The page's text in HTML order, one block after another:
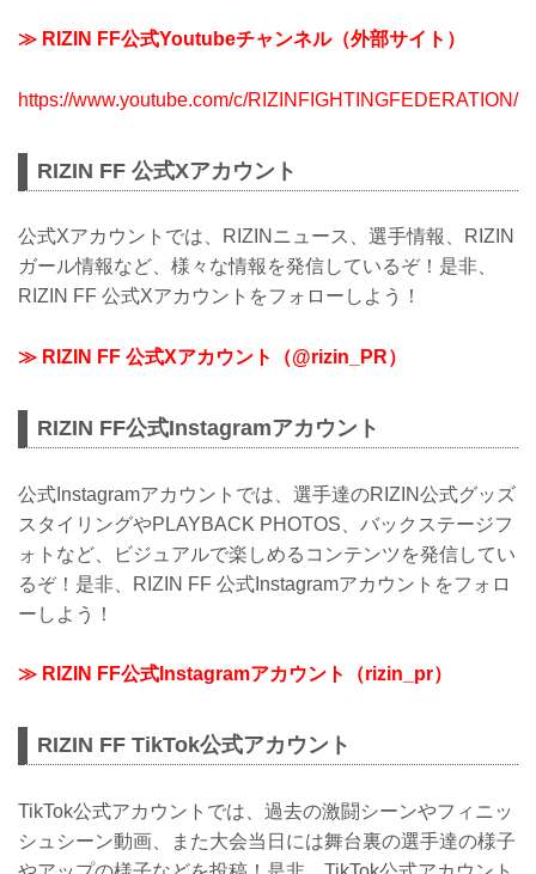
≫ RIZIN FF公式Youtubeチャンネル（外部サイト）
https://www.youtube.com/c/RIZINFIGHTINGFEDERATION/
RIZIN FF 公式Xアカウント
公式Xアカウントでは、RIZINニュース、選手情報、RIZIN
ガール情報など、様々な情報を発信しているぞ！是非、
RIZIN FF 公式Xアカウントをフォローしよう！
≫ RIZIN FF 公式Xアカウント（@rizin_PR）
RIZIN FF公式Instagramアカウント
公式Instagramアカウントでは、選手達のRIZIN公式グッズ
スタイリングやPLAYBACK PHOTOS、バックステージフ
ォトなど、ビジュアルで楽しめるコンテンツを発信してい
るぞ！是非、RIZIN FF 公式Instagramアカウントをフォロ
ーしよう！
≫ RIZIN FF公式Instagramアカウント（rizin_pr）
RIZIN FF TikTok公式アカウント
TikTok公式アカウントでは、過去の激闘シーンやフィニッ
シュシーン動画、また大会当日には舞台裏の選手達の様子